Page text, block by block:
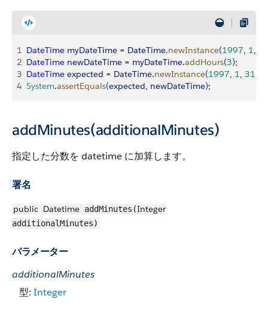
1 DateTime myDateTime = DateTime.newInstance(1997, 1,
2 DateTime newDateTime = myDateTime.addHours(3);
3 DateTime expected = DateTime.newInstance(1997, 1, 31
4 System.assertEquals(expected, newDateTime);
addMinutes(additionalMinutes)
指定した分数を datetime に加算します。
署名
public Datetime addMinutes(Integer
additionalMinutes)
パラメーター
additionalMinutes
型: Integer